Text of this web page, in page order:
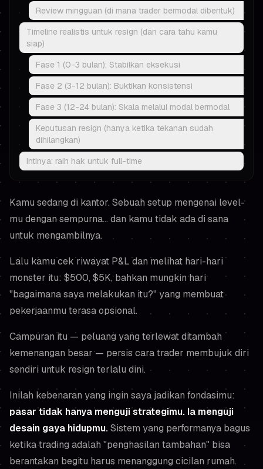
Review mingguan (di mana trader bermodal dibentuk)
Timeline realistis untuk resign (dan cara tahu kamu
siap)
Fase 1 (0-3 bulan): Stabilkan eksekusi
Fase 2 (3-12 bulan): Buktikan konsistensi
Fase 3 (12-24 bulan): Skala melalui modal bermodal
Keputusan resign (hanya ketika tekanan sudah
dihilangkan)
Intinya: raih hak untuk full-time
Kamu sedang di kantor. Sebuah setup mengenai level-
mu dengan sempurna... dan kamu tidak ada di sana
untuk mengambilnya.
Lalu kamu cek riwayat P&L dan melihat hari-hari
monster itu: $500, $5K, bahkan mungkin hari
"bagaimana saya melakukan itu?" yang membuat
pekerjaanmu terasa opsional.
Campuran itu — peluang yang terlewat ditambah
kemenangan besar — persis cara trader membujuk diri
sendiri untuk resign terlalu dini.
Inilah kebenaran yang ingin saya jadikan fondasimu:
pasar tidak hanya menguji strategimu. Ia menguji
desain gaya hidupmu.Sistem yang performanya bagus
ketika trading adalah "penghasilan tambahan" bisa
berantakan begitu harus menanggung cicilan rumah.